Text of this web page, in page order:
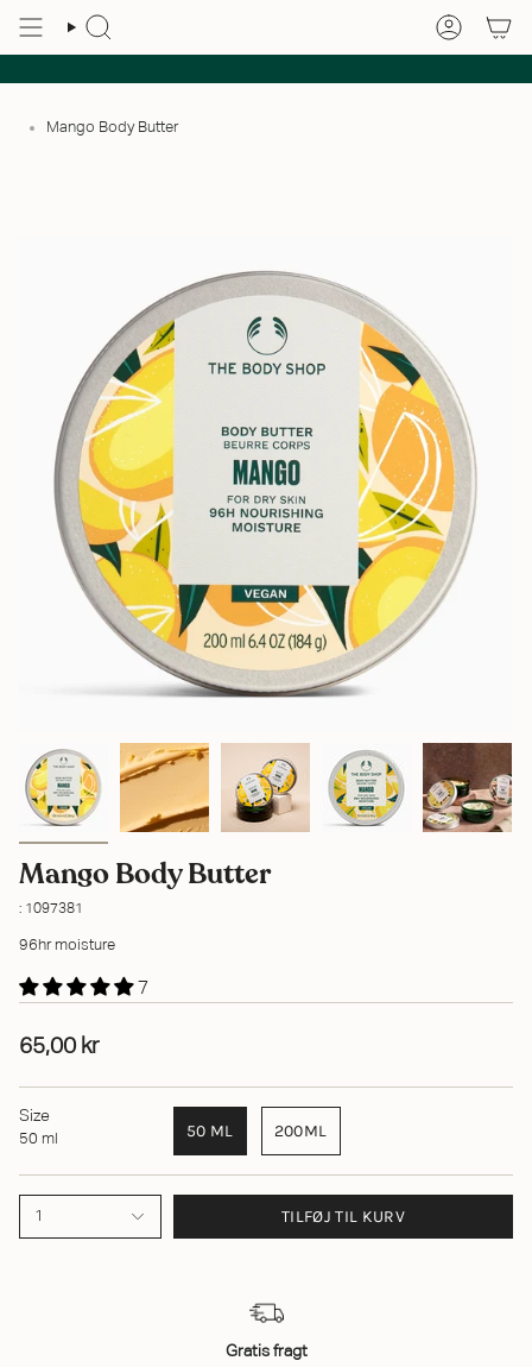
Mango Body Butter
Mango Body Butter
: 1097381
96hr moisture
7
65,00 kr
Size
50 ml 50 ML 200ML
1 TILFØJ TIL KURV
Gratis fragt